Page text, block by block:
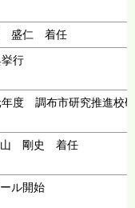
盛仁 着任
行
年度 調布市研究推進校
山 剛史 着任
ル開始